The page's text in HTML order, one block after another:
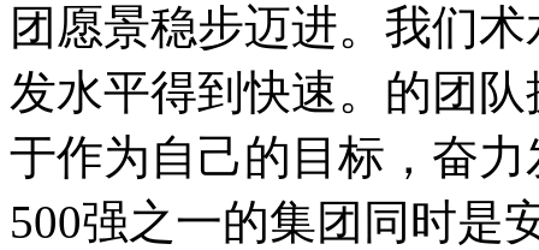
团愿景稳步迈进。我们
发水平得到快速。的团
于作为自己的目标，奋
500强之一的集团同时是